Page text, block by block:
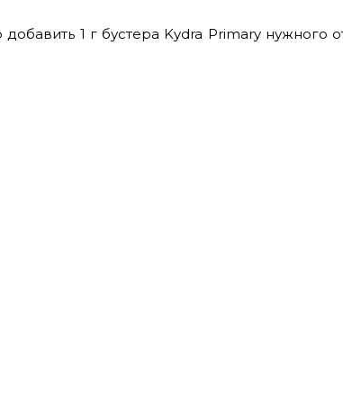
1 г бустера Kydra Primary нужного